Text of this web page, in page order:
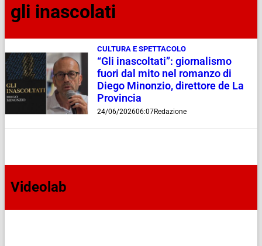
gli inascolati
CULTURA E SPETTACOLO
“Gli inascoltati”: giornalismo
fuori dal mito nel romanzo di
Diego Minonzio, direttore de La
Provincia
24/06/202606:07Redazione
Videolab